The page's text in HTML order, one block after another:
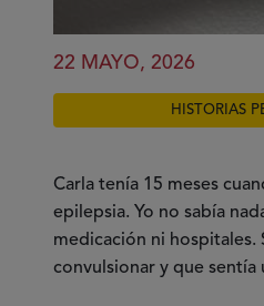
22 MAYO, 2026
HISTORIAS
Carla tenía 15 meses
epilepsia. Yo no sabía
medicación ni hospitales.
convulsionar y que sentía